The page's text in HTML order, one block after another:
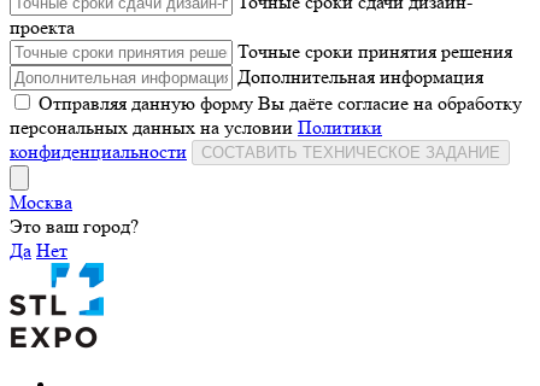
проекта
Точные сроки принятия решения
Дополнительная информация
Отправляя данную форму Вы даёте согласие на обработку
персональных данных на условии Политики
конфиденциальности
СОСТАВИТЬ ТЕХНИЧЕСКОЕ ЗАДАНИЕ
Москва
Это ваш город?
Да Нет